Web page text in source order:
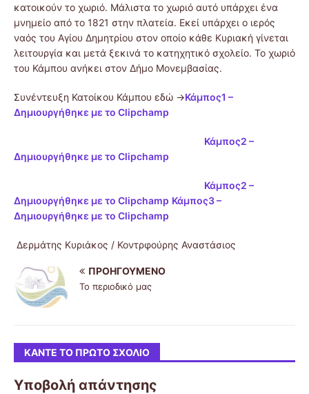
κατοικούν το χωριό. Μάλιστα το χωριό αυτό υπάρχει ένα
μνημείο από το 1821 στην πλατεία. Εκεί υπάρχει ο ιερός
ναός του Αγίου Δημητρίου στον οποίο κάθε Κυριακή γίνεται
λειτουργία και μετά ξεκινά το κατηχητικό σχολείο. Το χωριό
του Κάμπου ανήκει στον Δήμο Μονεμβασίας.
Συνέντευξη Κατοίκου Κάμπου εδώ ->Κάμπος1 –
Δημιουργήθηκε με το Clipchamp
Κάμπος2 –
Δημιουργήθηκε με το Clipchamp
Κάμπος2 –
Δημιουργήθηκε με το Clipchamp Κάμπος3 –
Δημιουργήθηκε με το Clipchamp
Δερμάτης Κυριάκος / Κοντρφούρης Αναστάσιος
ΠΡΟΗΓΟΎΜΕΝΟ
Το περιοδικό μας
ΚΆΝΤΕ ΤΟ ΠΡΏΤΟ ΣΧΌΛΙΟ
Υποβολή απάντησης